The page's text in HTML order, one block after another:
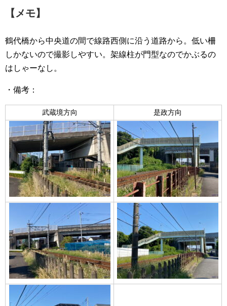
【メモ】
鶴代橋から中央道の間で線路西側に沿う道路から。低い柵
しかないので撮影しやすい。架線柱が門型なのでかぶるの
はしゃーなし。
・備考：
武蔵境方向 是政方向